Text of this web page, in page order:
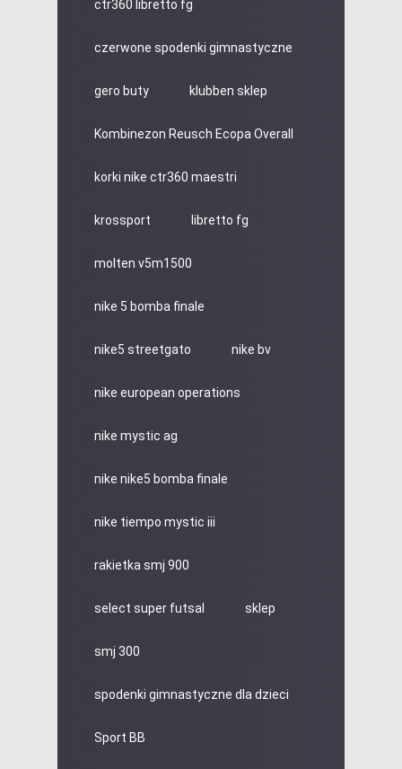
ctr360 libretto fg
czerwone spodenki gimnastyczne
gero buty klubben sklep
Kombinezon Reusch Ecopa Overall
korki nike ctr360 maestri
krossport libretto fg
molten v5m1500
nike 5 bomba finale
nike5 streetgato nike bv
nike european operations
nike mystic ag
nike nike5 bomba finale
nike tiempo mystic iii
rakietka smj 900
select super futsal sklep
smj 300
spodenki gimnastyczne dla dzieci
Sport BB